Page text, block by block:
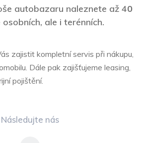
autobazaru naleznete až 40
ale i terénních.
zajistit kompletní servis při nákupu,
Dále pak zajišťujeme leasing,
pojištění.
Následujte nás